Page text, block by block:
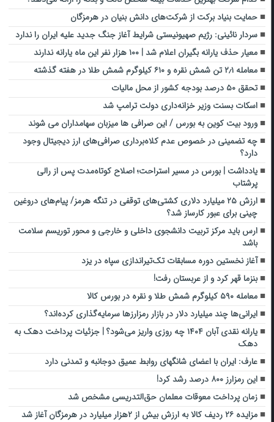
حمایت بنیاد برکت از شرکت‌های دانش بنیان در هرمزگان
سردار نائینی: رژیم صهیونیستی شرایط آغاز جنگ جدید علیه ایران را ندارد
معیار حذف یارانه بگیران اعلام شد | ۱۰۰ هزار نفر این ماه یارانه ندارند
معامله ۲٫۱ تن شمش نقره و ۶۱۰ کیلوگرم شمش طلا در هفته گذشته
تحقق ۵۰ درصد بودجه کشور از محل مالیات
اسکات بسنت وزیر خزانه‌داری دولت ترامپ شد
ورود بیت کوین به بورس / این صرافی ها میزبان سهامداران می شوند
چه تضمینی در خصوص عدم کلاه‌برداری صرافی‌های ارز دیجیتال وجود
دارد؟
یادداشت | بورس در مسیر استراحت؛ اصلاح کوتاه‌مدت پس از رالی
پرشتاب
ارزش ۲۵ میلیارد دلاری کشتی‌های توقفی در تنگه هرمز/ پیام‌های دروغین
چینی برای عبور کارساز شد؟
ارس باید مرکز تربیت دانشجوی داخلی و خارجی و محور توریسم سلامت
باشد
آغاز نخستین دوره مسابقات تک‌تیراندازی سپاه در یزد
بنزما قهر کرد و از عربستان رفت!
معامله ۵۹۰ کیلوگرم شمش طلا و نقره در بورس کالا
ایرانی‌ها چند میلیارد دلار در بازار رمزارز‌ها سرمایه‌گذاری کرده‌اند؟
یارانه نقدی آبان ۱۴۰۴ چه روزی واریز می‌شود؟ | جزئیات پرداخت دهک به
دهک
عارف: ایران با اعضای شانگهای روابط عمیق دوجانبه و تمدنی دارد
این رمزارز ۸۰۰ درصد رشد کرد!
زمان پرداخت معوقات معلمان حق‌التدریسی‌ مشخص شد
مزایده ۲۶ ردیف کالا به ارزش بیش از ۲هزار میلیارد در هرمزگان آغاز شد